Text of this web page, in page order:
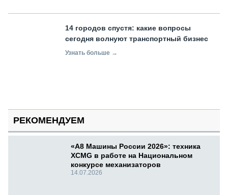
14 городов спустя: какие вопросы
сегодня волнуют транспортный бизнес
Узнать больше →
РЕКОМЕНДУЕМ
«А8 Машины России 2026»: техника
XCMG в работе на Национальном
конкурсе механизаторов
14.07.2026